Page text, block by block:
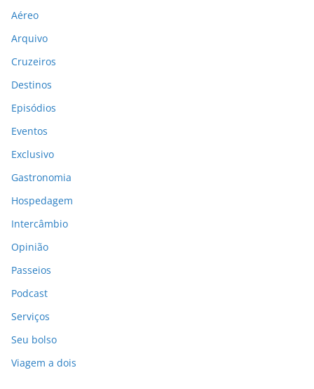
Aéreo
Arquivo
Cruzeiros
Destinos
Episódios
Eventos
Exclusivo
Gastronomia
Hospedagem
Intercâmbio
Opinião
Passeios
Podcast
Serviços
Seu bolso
Viagem a dois